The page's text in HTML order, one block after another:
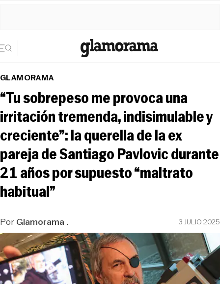
GLAMORAMA
“Tu sobrepeso me provoca una
irritación tremenda, indisimulable y
creciente”: la querella de la ex
pareja de Santiago Pavlovic durante
21 años por supuesto “maltrato
habitual”
PorGlamorama . 3 JULIO 2025